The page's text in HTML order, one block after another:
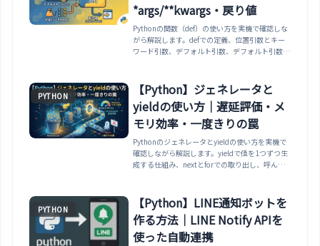
*args/**kwargs・戻り値
Pythonの関数（def）の使い方を実機で確認しな
がら解説します。defでの定義、位置引数とキー
ワード引数、デフォルト引数、デフォルト引数に
理します。
PYTHON
【Python】ジェネレータと
yieldの使い方｜遅延評価・メ
モリ効率・一度きりの罠
Pythonのジェネレータとyieldの使い方を実機で
確認しながら解説します。yieldで値を1つずつ生
成する仕組み、nextとforでの取り出し、呼んだ
yield fromや無限ジェネレータまで整理します。
PYTHON
【Python】LINE通知ボットを
作る方法｜LINE Notify APIを
使った自動連携